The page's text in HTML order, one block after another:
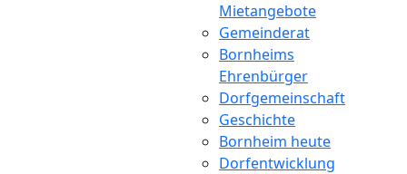
Mietangebote
Gemeinderat
Bornheims
Ehrenbürger
Dorfgemeinschaft
Geschichte
Bornheim heute
Dorfentwicklung